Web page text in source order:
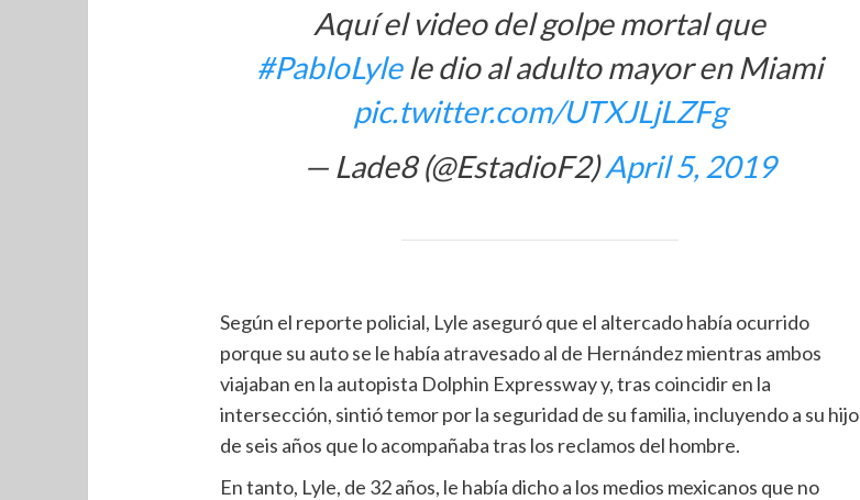
Aquí el video del golpe mortal que
#PabloLylele dio al adulto mayor en Miami
pic.twitter.com/UTXJLjLZFg
— Lade8 (@EstadioF2)April 5, 2019
Según el reporte policial, Lyle aseguró que el altercado había ocurrido
porque su auto se le había atravesado al de Hernández mientras ambos
viajaban en la autopista Dolphin Expressway y, tras coincidir en la
intersección, sintió temor por la seguridad de su familia, incluyendo a su hijo
de seis años que lo acompañaba tras los reclamos del hombre.
En tanto, Lyle, de 32 años, le había dicho a los medios mexicanos que no